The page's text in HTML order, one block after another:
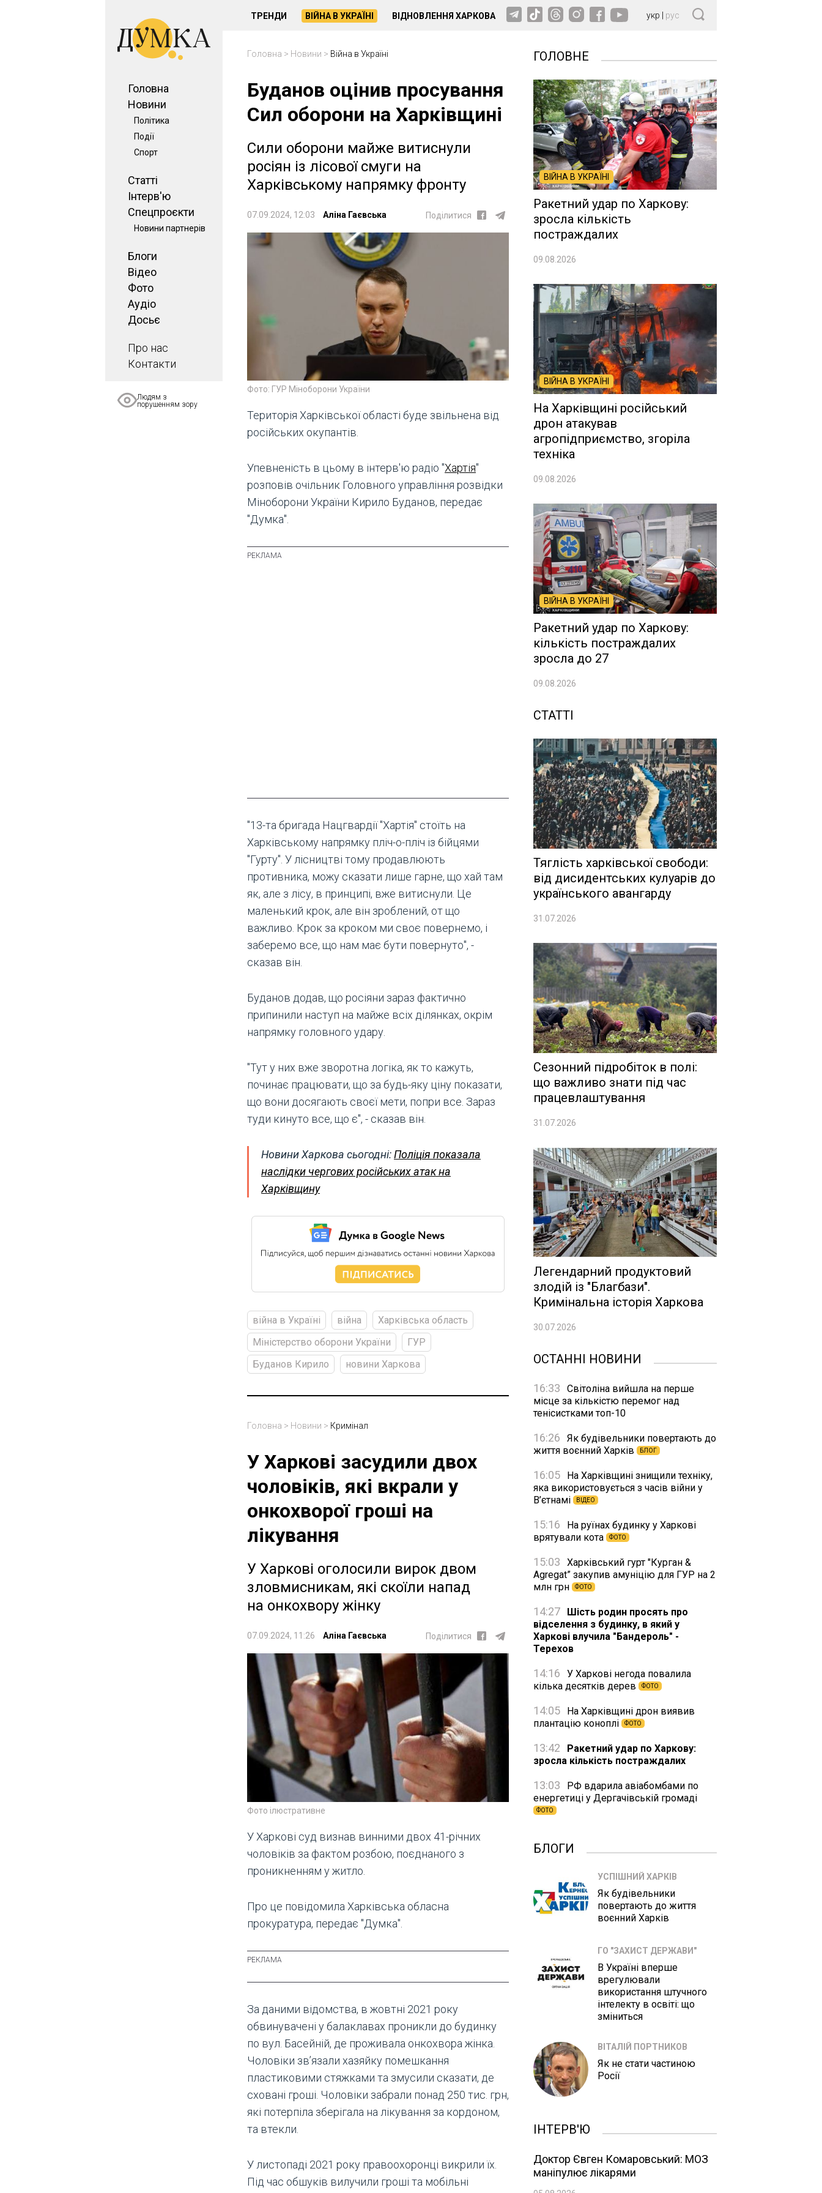
Головна
Новини
Політика
Події
Спорт
Статті
Інтерв'ю
Спецпроєкти
Новини партнерів
Блоги
Відео
Фото
Аудіо
Досьє
Про нас
Контакти
Людям з
порушенням зору
ТРЕНДИ ВІЙНА В УКРАЇНІ ВІДНОВЛЕННЯ ХАРКОВА укр рус
Головна > Новини > Війна в Україні
Буданов оцінив просування
Сил оборони на Харківщині
Сили оборони майже витиснули
росіян із лісової смуги на
Харківському напрямку фронту
07.09.2024, 12:03 Аліна Гаєвська Поділитися
Фото: ГУР Міноборони України
Територія Харківської області буде звільнена від
російських окупантів.
Упевненість в цьому в інтерв'ю радіо "Хартія"
розповів очільник Головного управління розвідки
Міноборони України Кирило Буданов, передає
"Думка".
"13-та бригада Нацгвардії "Хартія" стоїть на
Харківському напрямку пліч-о-пліч із бійцями
"Гурту". У лісництві тому продавлюють
противника, можу сказати лише гарне, що хай там
як, але з лісу, в принципі, вже витиснули. Це
маленький крок, але він зроблений, от що
важливо. Крок за кроком ми своє повернемо, і
заберемо все, що нам має бути повернуто", -
сказав він.
Буданов додав, що росіяни зараз фактично
припинили наступ на майже всіх ділянках, окрім
напрямку головного удару.
"Тут у них вже зворотна логіка, як то кажуть,
починає працювати, що за будь-яку ціну показати,
що вони досягають своєї мети, попри все. Зараз
туди кинуто все, що є", - сказав він.
Новини Харкова сьогодні:Поліція показала
наслідки чергових російських атак на
Харківщину
війна в Україні війна
Харківська область
Міністерство оборони України
ГУР
Буданов Кирило
новини Харкова
Головна > Новини > Кримінал
У Харкові засудили двох
чоловіків, які вкрали у
онкохворої гроші на
лікування
У Харкові оголосили вирок двом
зловмисникам, які скоїли напад
на онкохвору жінку
07.09.2024, 11:26 Аліна Гаєвська Поділитися
Фото ілюстративне
У Харкові суд визнав винними двох 41-річних
чоловіків за фактом розбою, поєднаного з
проникненням у житло.
Про це повідомила Харківська обласна
прокуратура, передає "Думка".
За даними відомства, в жовтні 2021 року
обвинувачені у балаклавах проникли до будинку
по вул. Басейній, де проживала онкохвора жінка.
Чоловіки зв’язали хазяйку помешкання
пластиковими стяжками та змусили сказати, де
сховані гроші. Чоловіки забрали понад 250 тис. грн,
які потерпіла зберігала на лікування за кордоном,
та втекли.
У листопаді 2021 року правоохоронці викрили їх.
Під час обшуків вилучили гроші та мобільні
ГОЛОВНЕ
ВІЙНА В УКРАЇНІ
Ракетний удар по Харкову:
зросла кількість
постраждалих
09.08.2026
ВІЙНА В УКРАЇНІ
На Харківщині російський
дрон атакував
агропідприємство, згоріла
техніка
09.08.2026
ВІЙНА В УКРАЇНІ
Ракетний удар по Харкову:
кількість постраждалих
зросла до 27
09.08.2026
СТАТТІ
Тяглість харківської свободи:
від дисидентських кулуарів до
українського авангарду
31.07.2026
Сезонний підробіток в полі:
що важливо знати під час
працевлаштування
31.07.2026
Легендарний продуктовий
злодій із "Благбази".
Кримінальна історія Харкова
30.07.2026
ОСТАННІ НОВИНИ
16:33
Світоліна вийшла на перше
місце за кількістю перемог над
тенісистками топ-10
16:26
Як будівельники повертають до
життя воєнний Харків
БЛОГ
16:05
На Харківщині знищили техніку,
яка використовується з часів війни у
В’єтнамі
ВІДЕО
15:16
На руїнах будинку у Харкові
врятували кота
ФОТО
15:03
Харківський гурт "Курган &
Agregat” закупив амуніцію для ГУР на 2
млн грн
ФОТО
14:27
Шість родин просять про
відселення з будинку, в який у
Харкові влучила "Бандероль" -
Терехов
14:16
У Харкові негода повалила
кілька десятків дерев
ФОТО
14:05
На Харківщині дрон виявив
плантацію коноплі
ФОТО
13:42
Ракетний удар по Харкову:
зросла кількість постраждалих
13:03
РФ вдарила авіабомбами по
енергетиці у Дергачівській громаді
ФОТО
БЛОГИ
УСПІШНИЙ ХАРКІВ
Як будівельники
повертають до життя
воєнний Харків
ГО "ЗАХИСТ ДЕРЖАВИ"
В Україні вперше
врегулювали
використання штучного
інтелекту в освіті: що
зміниться
ВІТАЛІЙ ПОРТНИКОВ
Як не стати частиною
Росії
ІНТЕРВ'Ю
Доктор Євген Комаровський: МОЗ
маніпулює лікарями